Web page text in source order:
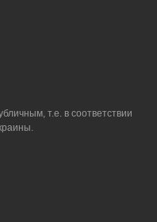
т.е. в соответствии